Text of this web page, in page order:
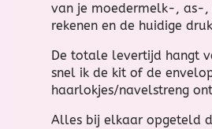
van je moedermelk-, as-,
rekenen en de huidige
De totale levertijd hangt
snel ik de kit of de
haarlokjes/navelstreng
Alles bij elkaar opgeteld